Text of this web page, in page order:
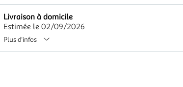
Livraison à domicile
Estimée le 02/09/2026
Plus d'infos